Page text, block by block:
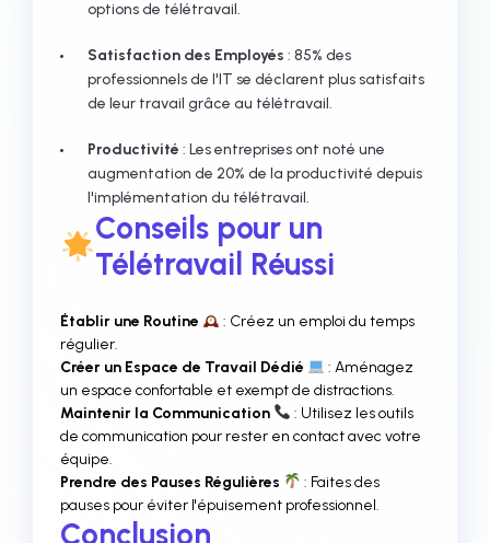
options de télétravail.
Satisfaction des Employés : 85% des
professionnels de l'IT se déclarent plus satisfaits
de leur travail grâce au télétravail.
Productivité : Les entreprises ont noté une
augmentation de 20% de la productivité depuis
l'implémentation du télétravail.
Conseils pour un
Télétravail Réussi
Établir une Routine
: Créez un emploi du temps
régulier.
Créer un Espace de Travail Dédié
: Aménagez
un espace confortable et exempt de distractions.
Maintenir la Communication
: Utilisez les outils
de communication pour rester en contact avec votre
équipe.
Prendre des Pauses Régulières
: Faites des
pauses pour éviter l'épuisement professionnel.
Conclusion